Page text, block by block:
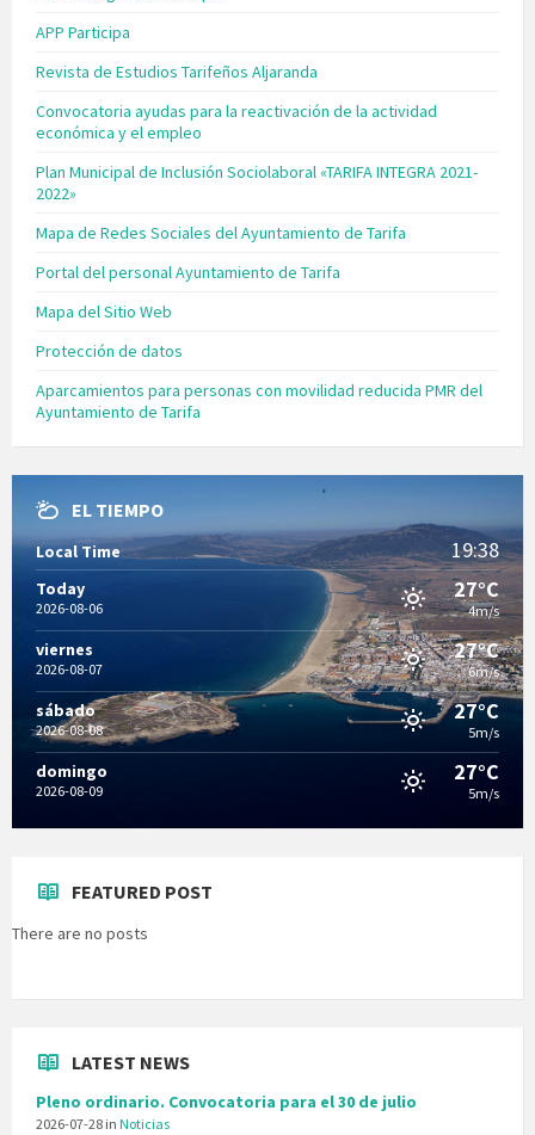
APP Participa
Revista de Estudios Tarifeños Aljaranda
Convocatoria ayudas para la reactivación de la actividad
económica y el empleo
Plan Municipal de Inclusión Sociolaboral «TARIFA INTEGRA 2021-
2022»
Mapa de Redes Sociales del Ayuntamiento de Tarifa
Portal del personal Ayuntamiento de Tarifa
Mapa del Sitio Web
Protección de datos
Aparcamientos para personas con movilidad reducida PMR del
Ayuntamiento de Tarifa
EL TIEMPO
Local Time 19:38
Today
2026-08-06
27°C
4m/s
viernes
2026-08-07
27°C
6m/s
sábado
2026-08-08
27°C
5m/s
domingo
2026-08-09
27°C
5m/s
FEATURED POST
There are no posts
LATEST NEWS
Pleno ordinario. Convocatoria para el 30 de julio
2026-07-28 in Noticias